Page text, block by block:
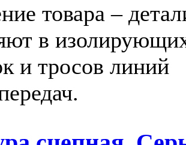
товара –
в
и тросов линий